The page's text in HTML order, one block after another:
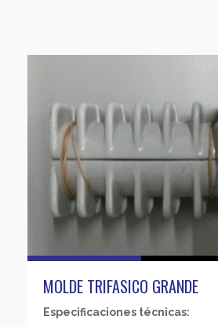
MOLDE TRIFASICO GRANDE
Especificaciones técnicas: